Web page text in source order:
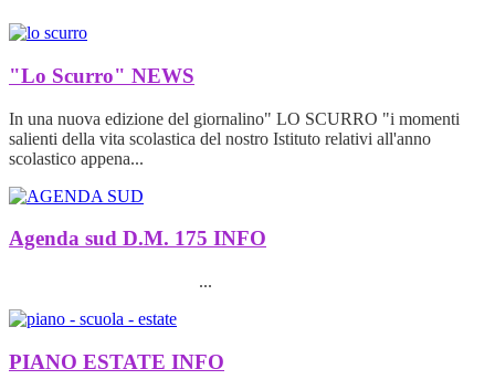
"Lo Scurro" NEWS
In una nuova edizione del giornalino" LO SCURRO "i momenti
salienti della vita scolastica del nostro Istituto relativi all'anno
scolastico appena...
Agenda sud D.M. 175 INFO
...
PIANO ESTATE INFO